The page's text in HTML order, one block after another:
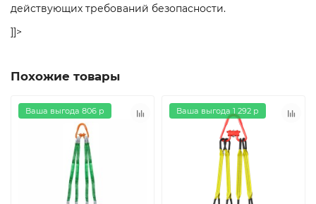
действующих требований безопасности.
]]>
Похожие товары
Ваша выгода 806 р Ваша выгода 1 292 р